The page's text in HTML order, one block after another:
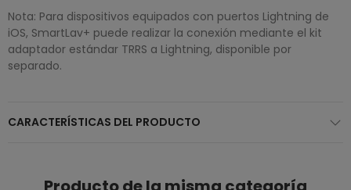
Nota: Para dispositivos equipados con puertos Lightning de
iOS, SmartLav+ puede realizar la conexión mediante el kit
adaptador estándar TRRS a Lightning, disponible por
separado.
CARACTERÍSTICAS DEL PRODUCTO